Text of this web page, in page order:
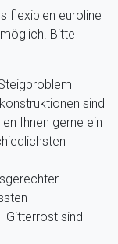
flexiblen euroline
Bitte
sind
Ihnen gerne ein
Gitterrost sind